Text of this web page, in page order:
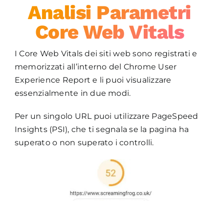
Analisi Parametri
Core Web Vitals
I Core Web Vitals dei siti web sono registrati e
memorizzati all’interno del Chrome User
Experience Report e li puoi visualizzare
essenzialmente in due modi.
Per un singolo URL puoi utilizzare PageSpeed
Insights (PSI), che ti segnala se la pagina ha
superato o non superato i controlli.